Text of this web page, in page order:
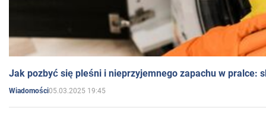
Jak pozbyć się pleśni i nieprzyjemnego zapachu w pralce:
Wiadomości05.03.2025 19:45